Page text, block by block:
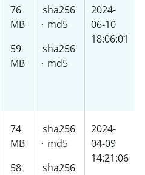
76
MB
59
MB
sha256
· md5
sha256
· md5
2024-
06-10
18:06:01
74
MB
58
sha256
· md5
sha256
2024-
04-09
14:21:06